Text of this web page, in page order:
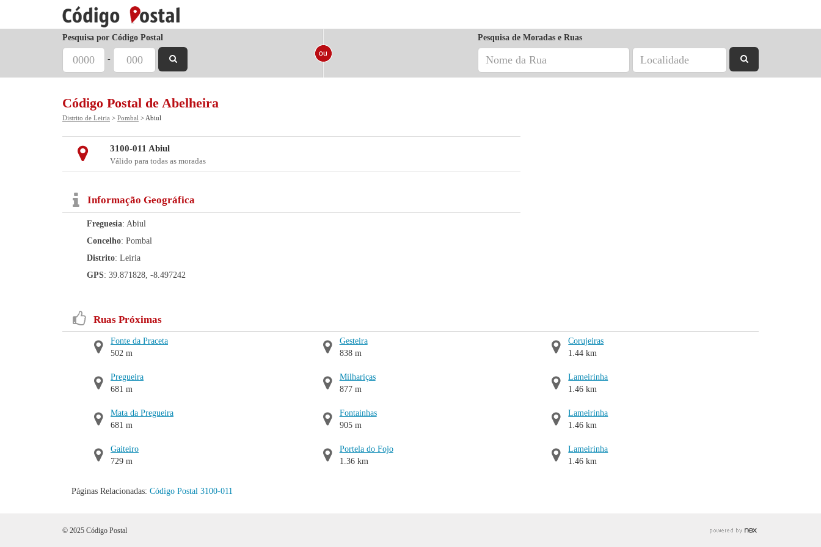
Pesquisa por Código Postal
-
Pesquisa de Moradas e Ruas
Código Postal de Abelheira
Distrito de Leiria > Pombal > Abiul
3100-011 Abiul
Válido para todas as moradas
Informação Geográfica
Freguesia: Abiul
Concelho: Pombal
Distrito: Leiria
GPS: 39.871828, -8.497242
Ruas Próximas
Fonte da Praceta
502 m
Pregueira
681 m
Mata da Pregueira
681 m
Gaiteiro
729 m
Gesteira
838 m
Milhariças
877 m
Fontainhas
905 m
Portela do Fojo
1.36 km
Corujeiras
1.44 km
Lameirinha
1.46 km
Lameirinha
1.46 km
Lameirinha
1.46 km
Páginas Relacionadas: Código Postal 3100-011
© 2025 Código Postal